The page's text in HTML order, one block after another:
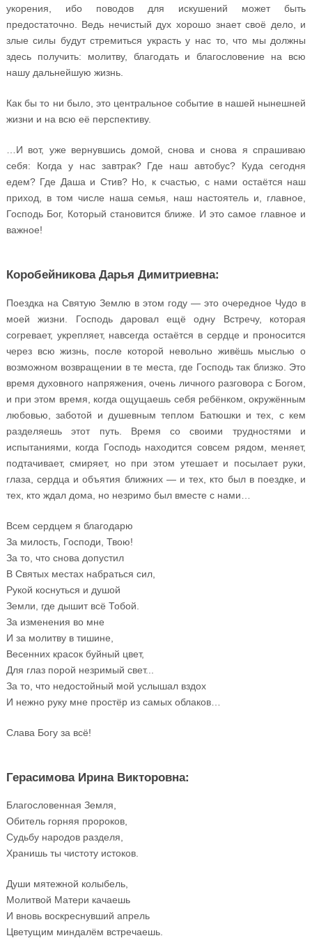
укорения, ибо поводов для искушений может быть
предостаточно. Ведь нечистый дух хорошо знает своё дело, и
злые силы будут стремиться украсть у нас то, что мы должны
здесь получить: молитву, благодать и благословение на всю
нашу дальнейшую жизнь.
Как бы то ни было, это центральное событие в нашей нынешней
жизни и на всю её перспективу.
…И вот, уже вернувшись домой, снова и снова я спрашиваю
себя: Когда у нас завтрак? Где наш автобус? Куда сегодня
едем? Где Даша и Стив? Но, к счастью, с нами остаётся наш
приход, в том числе наша семья, наш настоятель и, главное,
Господь Бог, Который становится ближе. И это самое главное и
важное!
Коробейникова Дарья Димитриевна:
Поездка на Святую Землю в этом году — это очередное Чудо в
моей жизни. Господь даровал ещё одну Встречу, которая
согревает, укрепляет, навсегда остаётся в сердце и проносится
через всю жизнь, после которой невольно живёшь мыслью о
возможном возвращении в те места, где Господь так близко. Это
время духовного напряжения, очень личного разговора с Богом,
и при этом время, когда ощущаешь себя ребёнком, окружённым
любовью, заботой и душевным теплом Батюшки и тех, с кем
разделяешь этот путь. Время со своими трудностями и
испытаниями, когда Господь находится совсем рядом, меняет,
подтачивает, смиряет, но при этом утешает и посылает руки,
глаза, сердца и объятия ближних — и тех, кто был в поездке, и
тех, кто ждал дома, но незримо был вместе с нами…
Всем сердцем я благодарю
За милость, Господи, Твою!
За то, что снова допустил
В Святых местах набраться сил,
Рукой коснуться и душой
Земли, где дышит всё Тобой.
За изменения во мне
И за молитву в тишине,
Весенних красок буйный цвет,
Для глаз порой незримый свет...
За то, что недостойный мой услышал вздох
И нежно руку мне простёр из самых облаков…
Слава Богу за всё!
Герасимова Ирина Викторовна:
Благословенная Земля,
Обитель горняя пророков,
Судьбу народов разделя,
Хранишь ты чистоту истоков.
Души мятежной колыбель,
Молитвой Матери качаешь
И вновь воскреснувший апрель
Цветущим миндалём встречаешь.